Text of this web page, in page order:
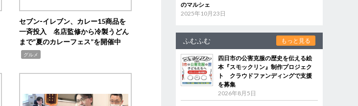
セブン‐イレブン、カレー15商品を
一斉投入 名店監修から冷製うどん
まで“夏のカレーフェス”を開催中
グルメ
のマルシェ
2025年10月23日
ふむふむ もっと見る
四日市の公害克服の歴史を伝える絵
本『スモックリン』制作プロジェク
ト クラウドファンディングで支援
を募集
2026年8月5日